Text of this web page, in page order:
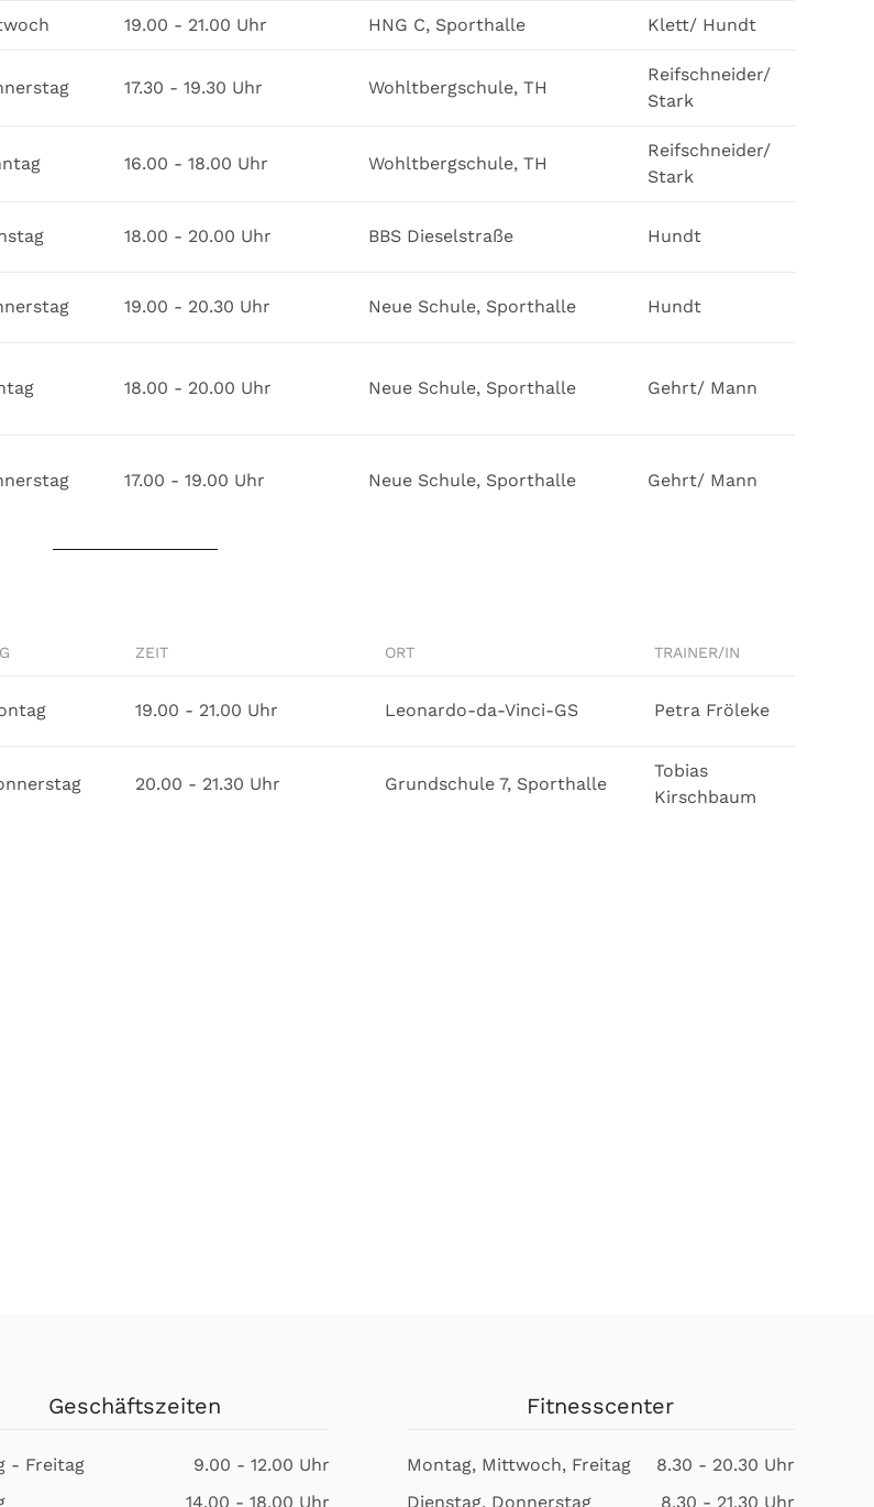
19.00 - 21.00 Uhr HNG C, Sporthalle Klett/ Hundt
17.30 - 19.30 Uhr Wohltbergschule, TH
Reifschneider/
Stark
16.00 - 18.00 Uhr Wohltbergschule, TH
Reifschneider/
Stark
18.00 - 20.00 Uhr BBS Dieselstraße Hundt
19.00 - 20.30 Uhr Neue Schule, Sporthalle Hundt
18.00 - 20.00 Uhr Neue Schule, Sporthalle Gehrt/ Mann
17.00 - 19.00 Uhr Neue Schule, Sporthalle Gehrt/ Mann
ZEIT ORT TRAINER/IN
19.00 - 21.00 Uhr Leonardo-da-Vinci-GS Petra Fröleke
20.00 - 21.30 Uhr Grundschule 7, Sporthalle
Tobias
Kirschbaum
Geschäftszeiten
- Freitag
9.00 - 12.00 Uhr
14.00 - 18.00 Uhr
Fitnesscenter
Montag, Mittwoch, Freitag
8.30 - 20.30 Uhr
Dienstag, Donnerstag
8.30 - 21.30 Uhr